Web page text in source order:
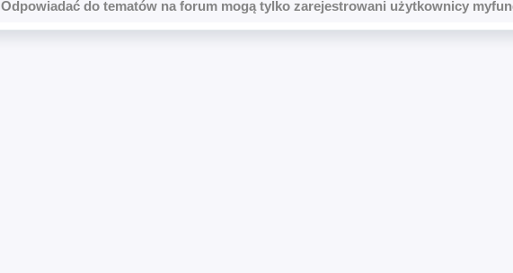
Odpowiadać do tematów na forum mogą tylko zarejestrowani użytkownicy